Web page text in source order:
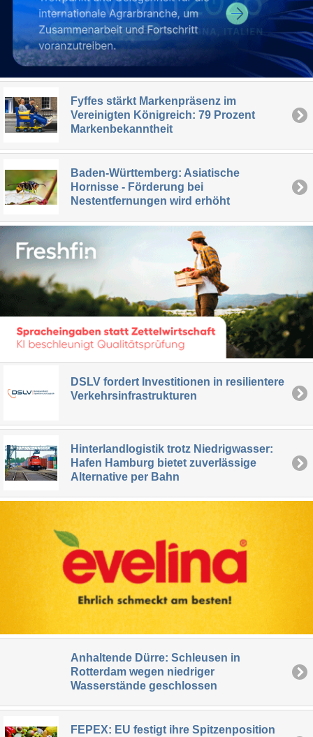
Fyffes stärkt Markenpräsenz im
Vereinigten Königreich: 79 Prozent
Markenbekanntheit
Baden-Württemberg: Asiatische
Hornisse - Förderung bei
Nestentfernungen wird erhöht
DSLV fordert Investitionen in resilientere
Verkehrsinfrastrukturen
Hinterlandlogistik trotz Niedrigwasser:
Hafen Hamburg bietet zuverlässige
Alternative per Bahn
Anhaltende Dürre: Schleusen in
Rotterdam wegen niedriger
Wasserstände geschlossen
FEPEX: EU festigt ihre Spitzenposition